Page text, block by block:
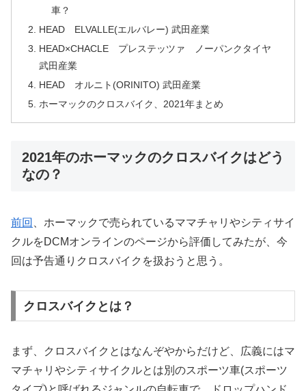
車？
HEAD ELVALLE(エルバレー) 武田産業
HEAD×CHACLE プレステッツァ ノーパンクタイヤ
武田産業
HEAD オルニト(ORINITO) 武田産業
ホーマックのクロスバイク、2021年まとめ
2021年のホーマックのクロスバイクはどう
なの？
前回
、ホーマックで売られているママチャリやシティサイ
クルをDCMオンラインのページから評価してみたが、今
回は予告通りクロスバイクを扱おうと思う。
クロスバイクとは？
まず、クロスバイクとはなんぞやからだけど、広義にはマ
マチャリやシティサイクルとは別のスポーツ車(スポーツ